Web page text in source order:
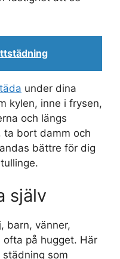
under dina
kylen, inne i frysen,
och längs
ta bort damm och
bättre för dig
själv
barn, vänner,
på hugget. Här
som